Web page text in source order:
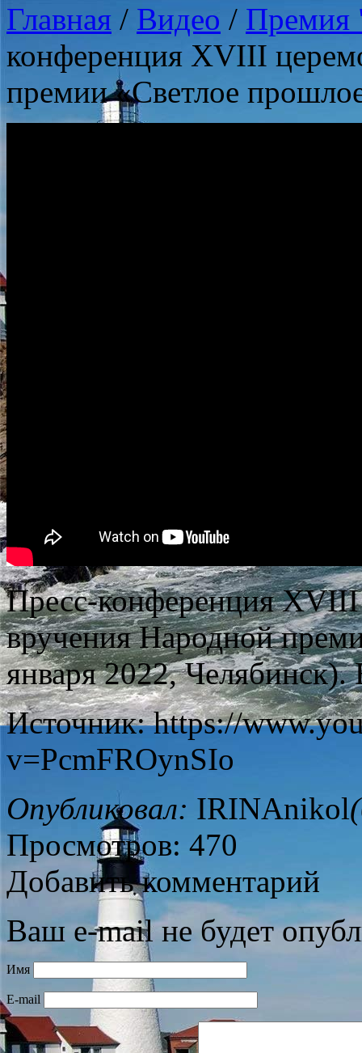
Главная / Видео / Премия
конференция XVIII
премии «Светлое
Пресс-конференция
вручения Народной
января 2022,
Источник: https://
v=PcmFROynSIo
Опубликовал: IRINAnikol
Просмотров: 470
Добавить комментарий
Ваш e-mail не будет
Имя
E-mail